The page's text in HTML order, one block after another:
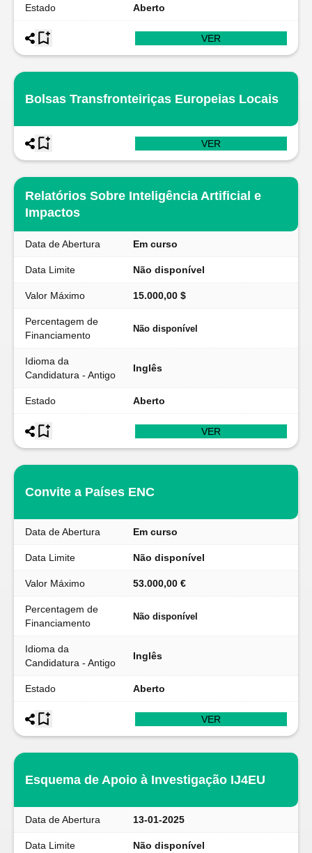
Estado Aberto
VER
Bolsas Transfronteiriças Europeias Locais
VER
Relatórios Sobre Inteligência Artificial e
Impactos
Data de Abertura Em curso
Data Limite Não disponível
Valor Máximo 15.000,00 $
Percentagem de
Financiamento
Não disponível
Idioma da
Candidatura - Antigo
Inglês
Estado Aberto
VER
Convite a Países ENC
Data de Abertura Em curso
Data Limite Não disponível
Valor Máximo 53.000,00 €
Percentagem de
Financiamento
Não disponível
Idioma da
Candidatura - Antigo
Inglês
Estado Aberto
VER
Esquema de Apoio à Investigação IJ4EU
Data de Abertura 13-01-2025
Data Limite Não disponível